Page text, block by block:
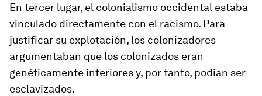
En tercer lugar, el colonialismo occidental estaba
vinculado directamente con el racismo. Para
justificar su explotación, los colonizadores
argumentaban que los colonizados eran
genéticamente inferiores y, por tanto, podían ser
esclavizados.